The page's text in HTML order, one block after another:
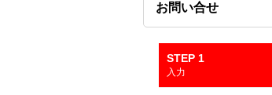
お問い合せ
STEP 1
入力